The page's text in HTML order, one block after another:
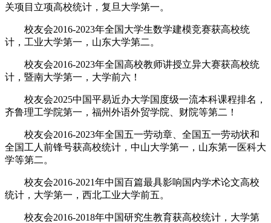
关项目立项高校统计，复旦大学第一。
校友会2016-2023年全国大学生数学建模竞赛获高校统
计，工业大学第一，山东大学第二。
校友会2016-2023年全国高校教师讲授立异大赛获高校统
计，暨南大学第一，大学前六！
校友会2025中国平易近办大学国度级一流本科课程排名，
齐鲁理工学院第一，福州外语外贸学院、财院等第二！
校友会2016-2023年全国五一劳动章、全国五一劳动状和
全国工人前锋号获高校统计，中山大学第一，山东第一医科大
学等第二。
校友会2016-2021年中国百篇最具影响国内学术论文高校
统计，大学第一，西北工业大学前五。
校友会2016-2018年中国研究生教育获高校统计，大学第